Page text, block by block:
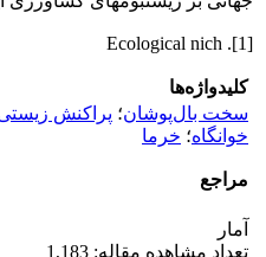
[1]. Ecological nich
کلیدواژه‌ها
سخت بال‌پوشان؛ پراکنش
خوانگاه؛ خرما
مراجع
آمار
تعداد مشاهده مقاله: 1,183